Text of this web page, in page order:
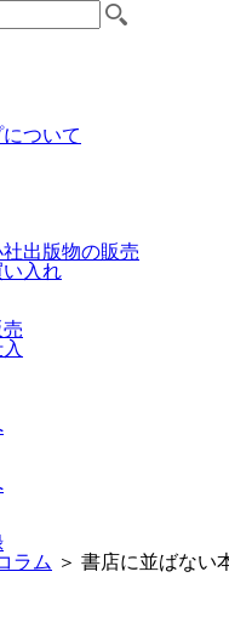
ついて
出版物の販売
入れ
ラム ＞ 書店に並ばない